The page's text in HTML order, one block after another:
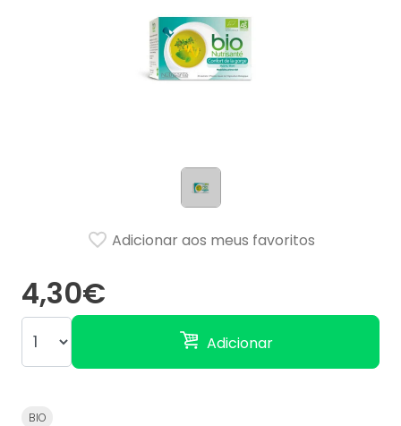
4,30€
Adicionar
Adicionar aos meus favoritos
BIO